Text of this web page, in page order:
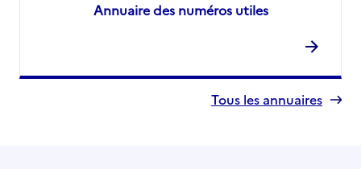
Annuaire des numéros utiles
Tous les annuaires